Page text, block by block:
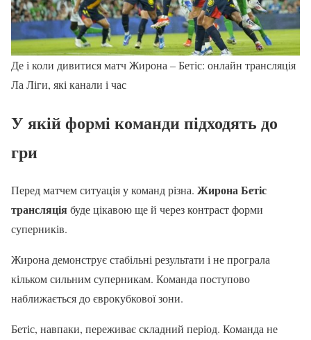
Де і коли дивитися матч Жирона – Бетіс: онлайн трансляція
Ла Ліги, які канали і час
У якій формі команди підходять до
гри
Перед матчем ситуація у команд різна. Жирона Бетіс
трансляціябуде цікавою ще й через контраст форми
суперників.
Жирона демонструє стабільні результати і не програла
кільком сильним суперникам. Команда поступово
наближається до єврокубкової зони.
Бетіс, навпаки, переживає складний період. Команда не